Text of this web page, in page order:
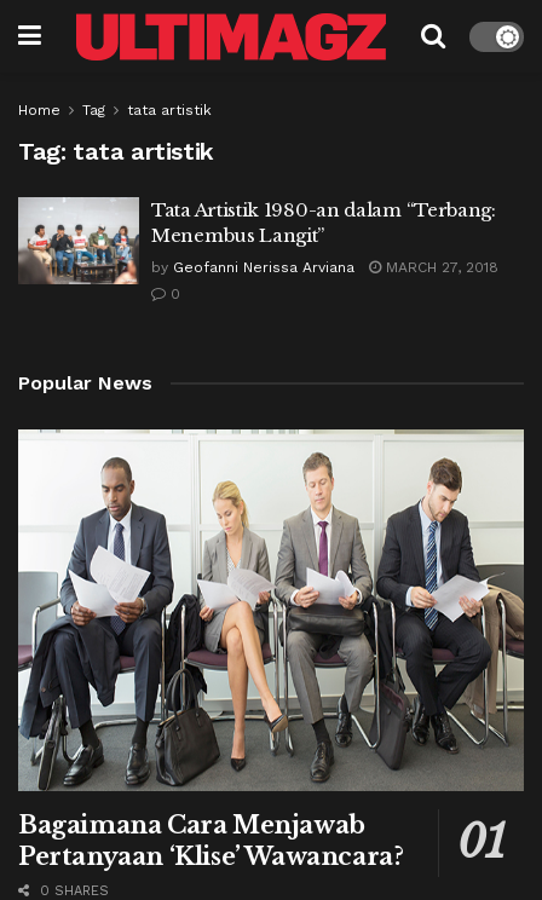
Home Tag tata artistik
Tag: tata artistik
Tata Artistik 1980-an dalam “Terbang:
Menembus Langit”
by Geofanni Nerissa Arviana
MARCH 27, 2018
0
Popular News
Bagaimana Cara Menjawab
Pertanyaan ‘Klise’ Wawancara?
0 SHARES